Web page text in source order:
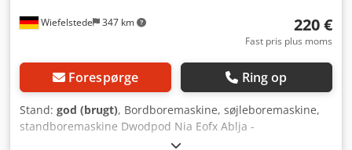
Wiefelstede 347 km 220 €
Fast pris plus moms
Forespørge Ring op
Stand: god (brugt), Bordboremaskine, søjleboremaskine,
standboremaskine Dwodpod Nia Eofx Ablja -
Spindeloptagelse borepatron: 4 mm - Borddiameter: Ø 125